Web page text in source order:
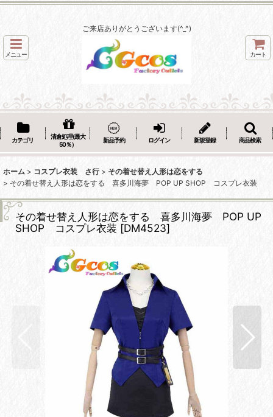
ご来店ありがとうございます(^_^)
メニュー カート
カテゴリ
清倉処理(最大
50％）
新品予約 ログイン 新規登録 商品検索
ホーム > コスプレ衣装 さ行 > その着せ替え人形は恋をする
> その着せ替え人形は恋をする 喜多川海夢 POP UP SHOP コスプレ衣装
その着せ替え人形は恋をする 喜多川海夢 POP UP
SHOP コスプレ衣装 [DM4523]